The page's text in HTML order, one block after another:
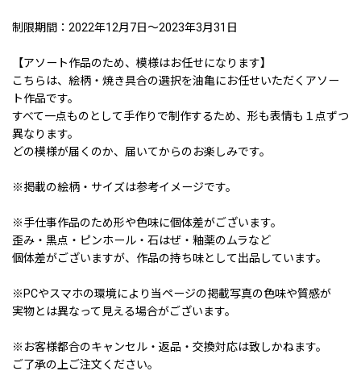
制限期間：2022年12月7日〜2023年3月31日
【アソート作品のため、模様はお任せになります】
こちらは、絵柄・焼き具合の選択を油亀にお任せいただくアソー
ト作品です。
すべて一点ものとして手作りで制作するため、形も表情も１点ずつ
異なります。
どの模様が届くのか、届いてからのお楽しみです。
※掲載の絵柄・サイズは参考イメージです。
※手仕事作品のため形や色味に個体差がございます。
歪み・黒点・ピンホール・石はぜ・釉薬のムラなど
個体差がございますが、作品の持ち味として出品しています。
※PCやスマホの環境により当ページの掲載写真の色味や質感が
実物とは異なって見える場合がございます。
※お客様都合のキャンセル・返品・交換対応は致しかねます。
ご了承の上ご注文ください。